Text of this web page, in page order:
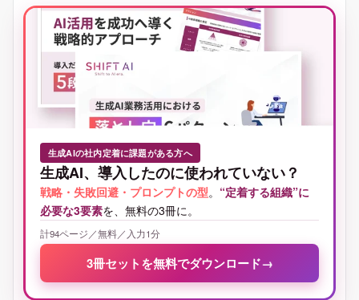
生成AIの社内定着に課題がある方へ
生成AI、導入したのに使われていない？
戦略・失敗回避・プロンプトの型。 “定着する組織”に
必要な3要素を、無料の3冊に。
計94ページ／無料／入力1分
3冊セットを無料でダウンロード→